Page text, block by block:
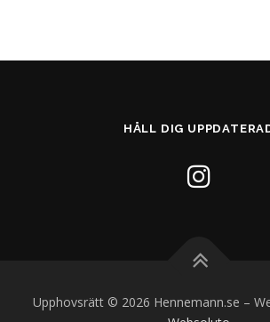
HÅLL DIG
Upphovsrätt © 2026 Hennemann.se –